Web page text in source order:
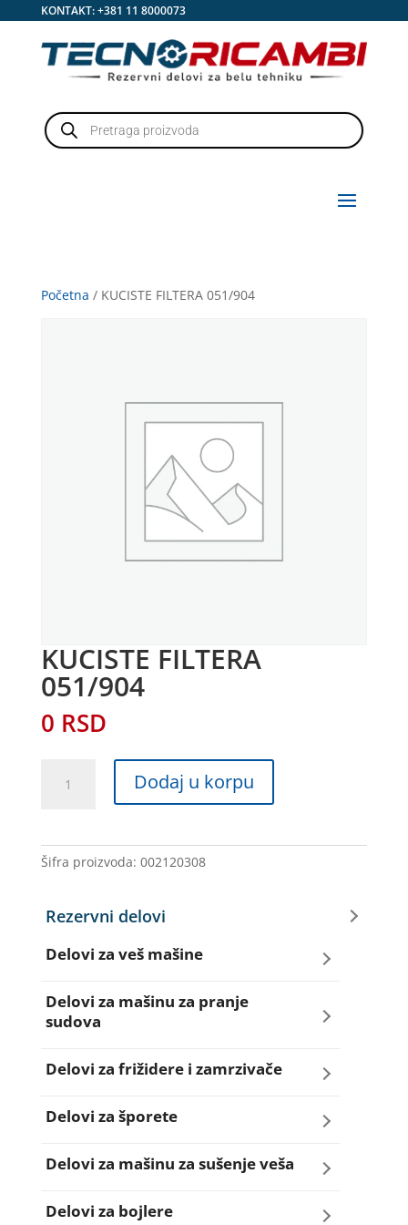
KONTAKT:+381 11 8000073
Products
search
Početna / KUCISTE FILTERA 051/904
KUCISTE FILTERA
051/904
0 RSD
FILTERA
Dodaj u korpu
Šifra proizvoda: 002120308
Rezervni delovi
Delovi za veš mašine
Amortizeri za veš mašinu
Delovi za mašinu za pranje
sudova
Creva za sudo mašine
Dihtunzi za sudo mašine
Elektroventili za sudo mašine
Filteri za sudo mašine
Delovi za frižidere i zamrzivače
Aqua filteri za frižidere
Dihtunzi za frižidere i zamrzivače
Elektronika za frižidere i zamrzivače
Delovi za šporete
Dihtunzi za šporete
Dugmad za šporete
Delovi za mašinu za sušenje veša
Dihtunzi mašine za sušenje veša
Delovi za bojlere